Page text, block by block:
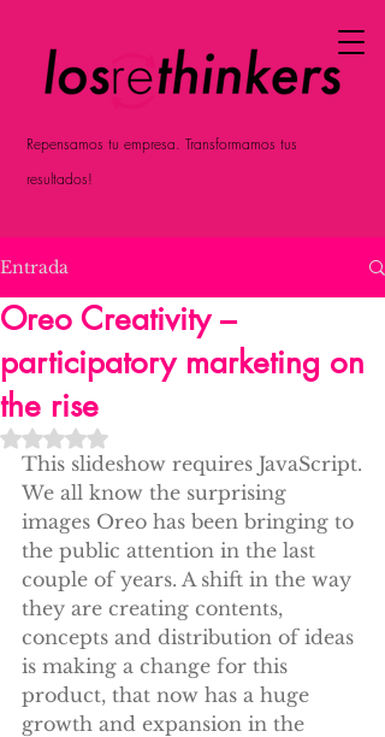
Repensamos tu empresa. Transformamos tus
resultados!
Entrada
Oreo Creativity –
participatory marketing on
the rise
Obtuvo NaN de 5 estrellas.
This slideshow requires JavaScript.
We all know the surprising
images Oreo has been bringing to
the public attention in the last
couple of years. A shift in the way
they are creating contents,
concepts and distribution of ideas
is making a change for this
product, that now has a huge
growth and expansion in the